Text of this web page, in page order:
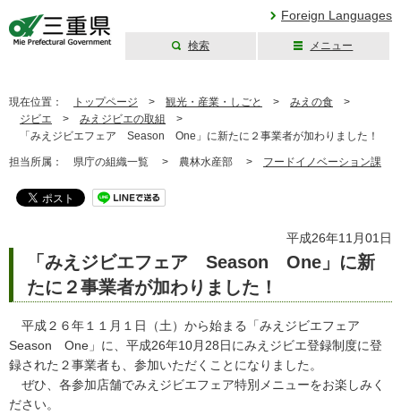
Foreign Languages
検索 メニュー
現在位置： トップページ > 観光・産業・しごと > みえの食 >
ジビエ > みえジビエの取組
>
「みえジビエフェア Season One」に新たに２事業者が加わりました！
担当所属： 県庁の組織一覧 > 農林水産部 > フードイノベーション課
平成26年11月01日
「みえジビエフェア Season One」に新
たに２事業者が加わりました！
平成２６年１１月１日（土）から始まる「みえジビエフェア
Season One」に、平成26年10月28日にみえジビエ登録制度に登
録された２事業者も、参加いただくことになりました。
ぜひ、各参加店舗でみえジビエフェア特別メニューをお楽しみく
ださい。